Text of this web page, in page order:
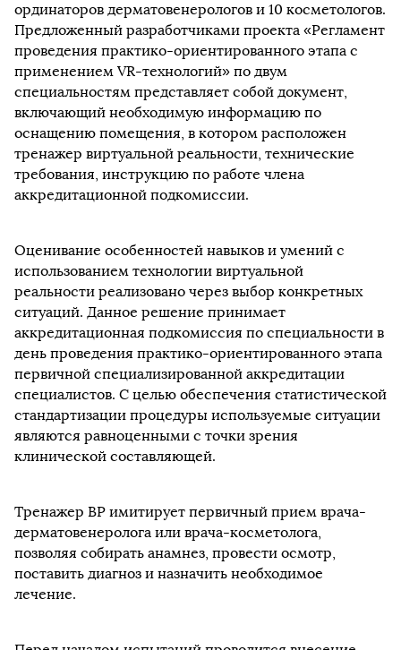
ординаторов дерматовенерологов и 10 косметологов.
Предложенный разработчиками проекта «Регламент
проведения практико-ориентированного этапа с
применением VR-технологий» по двум
специальностям представляет собой документ,
включающий необходимую информацию по
оснащению помещения, в котором расположен
тренажер виртуальной реальности, технические
требования, инструкцию по работе члена
аккредитационной подкомиссии.
Оценивание особенностей навыков и умений с
использованием технологии виртуальной
реальности реализовано через выбор конкретных
ситуаций. Данное решение принимает
аккредитационная подкомиссия по специальности в
день проведения практико-ориентированного этапа
первичной специализированной аккредитации
специалистов. С целью обеспечения статистической
стандартизации процедуры используемые ситуации
являются равноценными с точки зрения
клинической составляющей.
Тренажер ВР имитирует первичный прием врача-
дерматовенеролога или врача-косметолога,
позволяя собирать анамнез, провести осмотр,
поставить диагноз и назначить необходимое
лечение.